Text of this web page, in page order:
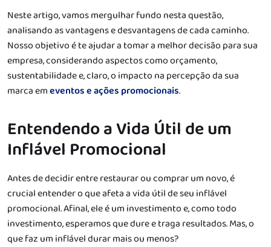
Neste artigo, vamos mergulhar fundo nesta questão,
analisando as vantagens e desvantagens de cada caminho.
Nosso objetivo é te ajudar a tomar a melhor decisão para sua
empresa, considerando aspectos como orçamento,
sustentabilidade e, claro, o impacto na percepção da sua
marca emeventos e ações promocionais.
Entendendo a Vida Útil de um
Inflável Promocional
Antes de decidir entre restaurar ou comprar um novo, é
crucial entender o que afeta a vida útil de seu inflável
promocional. Afinal, ele é um investimento e, como todo
investimento, esperamos que dure e traga resultados. Mas, o
que faz um inflável durar mais ou menos?